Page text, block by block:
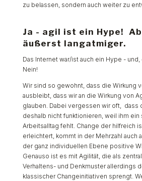
zu belassen, sondern auch weiter zu
Ja - agil ist ein Hype!
äußerst langatmiger.
Das Internet war/ist auch ein Hype -
Nein!
Wir sind so gewohnt, dass die Wirkung
ausbleibt, dass wir an die Wirkung von
glauben. Dabei vergessen wir oft, dass
deshalb nicht funktionieren, weil ihm ein
Arbeitsalltag fehlt. Change der hilfreich
erleichtert, kommt in der Mehrzahl auch
der ganz individuellen Ebene positive
Genauso ist es mit Agilität, die als
Verhaltens- und Denkmuster allerdings
klassischer Changeinitiativen sprengt.